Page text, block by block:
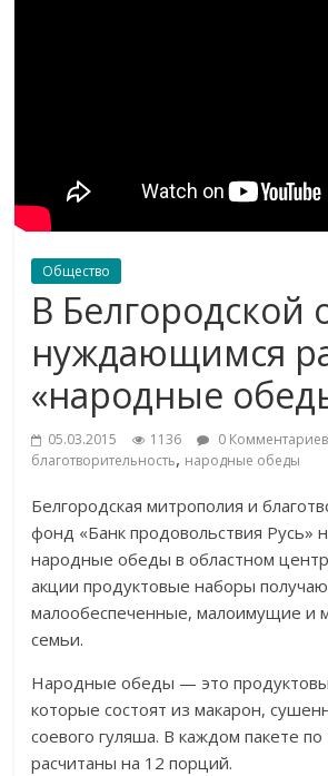
Общество
В Белгородской
нуждающимся
«народные
05.03.2015 1136
0 Комментариев
благотворительность, народные обеды
Белгородская митрополия и
фонд «Банк продовольствия Русь»
народные обеды в областном
акции продуктовые наборы
малообеспеченные, малоимущие и
семьи.
Народные обеды — это
которые состоят из макарон,
соевого гуляша. В каждом пакете
расчитаны на 12 порций.